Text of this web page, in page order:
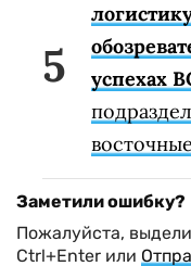
успехах
Заметили ошибку?
Пожалуйста,
Ctrl+Enter или